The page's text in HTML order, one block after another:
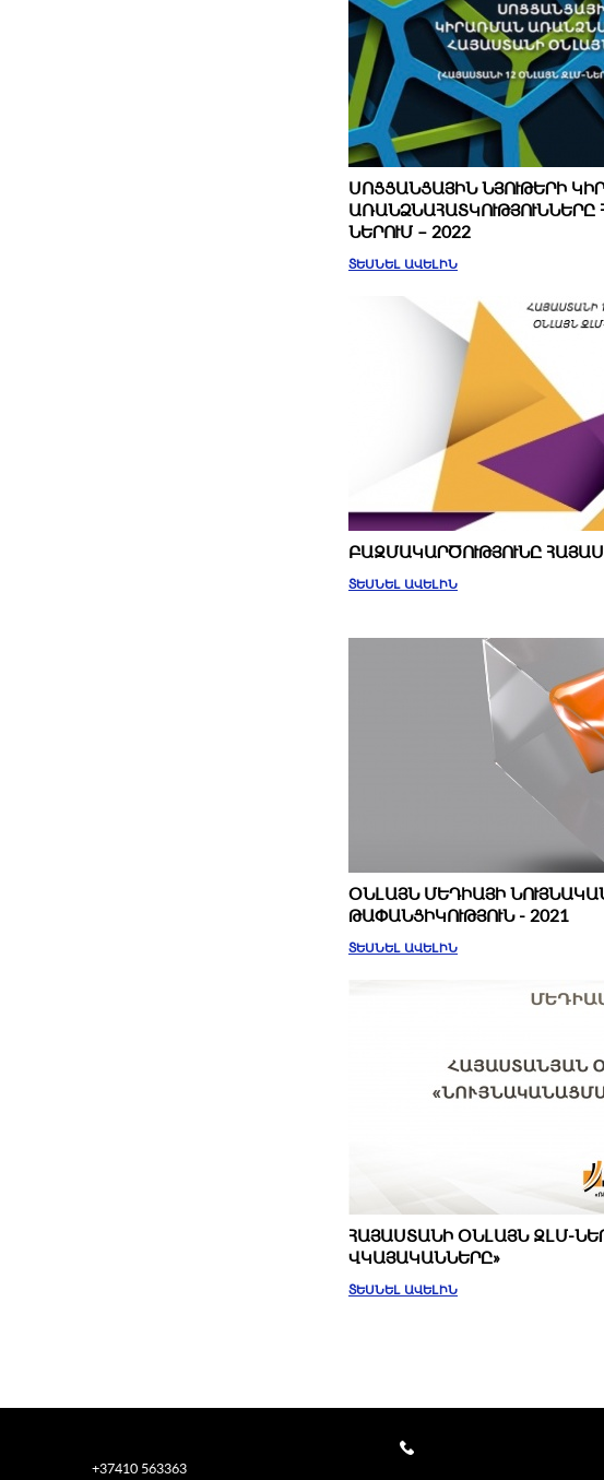
ՍՈՑՑԱՆՑԱՅԻՆ ՆՅՈՒԹԵՐԻ
ՆԵՐՈՒՄ – 2022
ՏԵՍՆԵԼ ԱՎԵԼԻՆ
ԲԱԶՄԱԿԱՐԾՈՒԹՅՈՒՆԸ
ՏԵՍՆԵԼ ԱՎԵԼԻՆ
ՕՆԼԱՅՆ ՄԵԴԻԱՅԻ
ԹԱՓԱՆՑԻԿՈՒԹՅՈՒՆ - 2021
ՏԵՍՆԵԼ ԱՎԵԼԻՆ
ՀԱՅԱՍՏԱՆԻ ՕՆԼԱՅՆ ԶԼՄ-
ՎԿԱՅԱԿԱՆՆԵՐԸ»
ՏԵՍՆԵԼ ԱՎԵԼԻՆ
+37410 563363